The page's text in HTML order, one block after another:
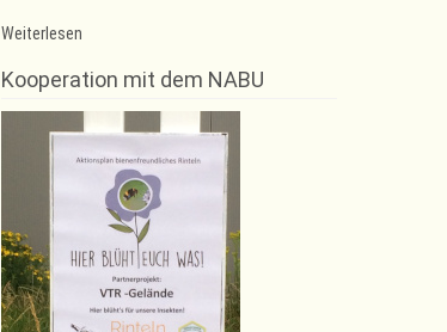
Weiterlesen
Training
am
03.05.2018
Kooperation mit dem NABU